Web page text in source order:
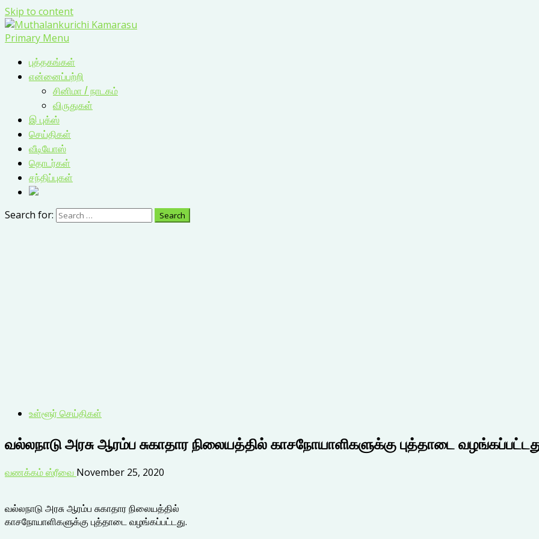
Skip to content
Primary Menu
புத்தகங்கள்
என்னைப்பற்றி
சினிமா / நாடகம்
விருதுகள்
இ புக்ஸ்
செய்திகள்
வீடியோஸ்
தொடர்கள்
சந்திப்புகள்
Search for:
உள்ளூர் செய்திகள்
வல்லநாடு அரசு ஆரம்ப சுகாதார நிலையத்தில் காசநோயாளிகளுக்கு புத்தாடை
வணக்கம் ஸ்ரீவை November 25, 2020
வல்லநாடு அரசு ஆரம்ப சுகாதார நிலையத்தில்
காசநோயாளிகளுக்கு புத்தாடை வழங்கப்பட்டது.